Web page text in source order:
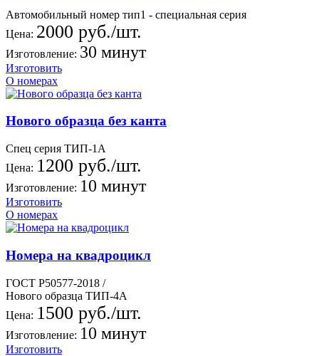
Автомобильный номер тип1 - специальная серия
Цена: 2000 руб./шт.
Изготовление: 30 минут
Изготовить
О номерах
Нового образца без канта
Спец серия ТИП-1А
Цена: 1200 руб./шт.
Изготовление: 10 минут
Изготовить
О номерах
Номера на квадроцикл
ГОСТ Р50577-2018 /
Нового образца ТИП-4А
Цена: 1500 руб./шт.
Изготовление: 10 минут
Изготовить